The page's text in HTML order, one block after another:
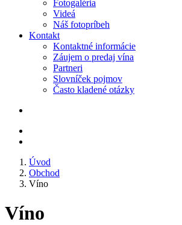
Fotogaléria
Videá
Náš fotopríbeh
Kontakt
Kontaktné informácie
Záujem o predaj vína
Partneri
Slovníček pojmov
Často kladené otázky
Úvod
Obchod
Víno
Víno